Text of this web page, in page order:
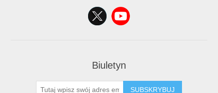
Biuletyn
SUBSKRYBUJ